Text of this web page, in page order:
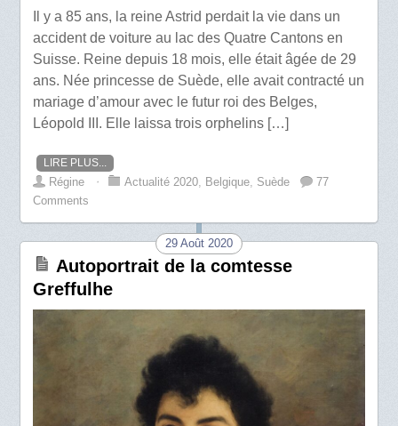
Il y a 85 ans, la reine Astrid perdait la vie dans un
accident de voiture au lac des Quatre Cantons en
Suisse. Reine depuis 18 mois, elle était âgée de 29
ans. Née princesse de Suède, elle avait contracté un
mariage d’amour avec le futur roi des Belges,
Léopold III. Elle laissa trois orphelins […]
LIRE PLUS...
Régine ⋅ Actualité 2020, Belgique, Suède
77
Comments
29 Août 2020
Autoportrait de la comtesse
Greffulhe